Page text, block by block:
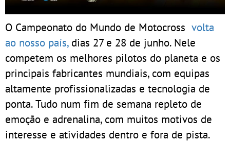
O Campeonato do Mundo de Motocross volta
ao nosso país, dias 27 e 28 de junho. Nele
competem os melhores pilotos do planeta e os
principais fabricantes mundiais, com equipas
altamente profissionalizadas e tecnologia de
ponta. Tudo num fim de semana repleto de
emoção e adrenalina, com muitos motivos de
interesse e atividades dentro e fora de pista.